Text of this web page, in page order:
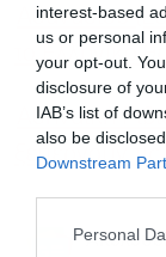
interest-based
us or personal
your opt-out.
disclosure of
IAB’s list of
also be
Downstream
Personal
Αθανασίου
το Ελληνικό
Αθηναϊκή
ξεπερνούν